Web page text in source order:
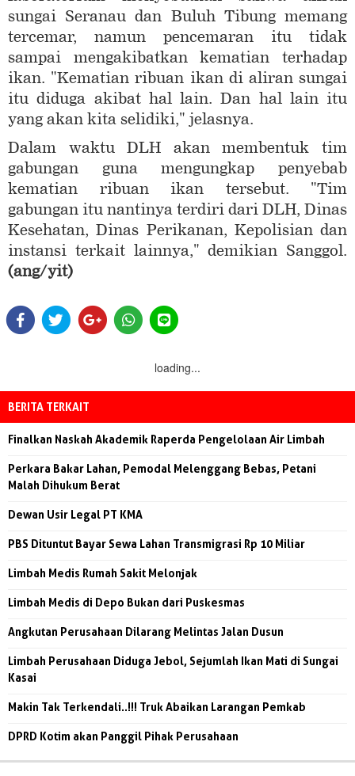
sungai Seranau dan Buluh Tibung memang
tercemar, namun pencemaran itu tidak
sampai mengakibatkan kematian terhadap
ikan. "Kematian ribuan ikan di aliran sungai
itu diduga akibat hal lain. Dan hal lain itu
yang akan kita selidiki," jelasnya.
Dalam waktu DLH akan membentuk tim
gabungan guna mengungkap penyebab
kematian ribuan ikan tersebut. "Tim
gabungan itu nantinya terdiri dari DLH, Dinas
Kesehatan, Dinas Perikanan, Kepolisian dan
instansi terkait lainnya," demikian Sanggol.
(ang/yit)
loading...
BERITA TERKAIT
Finalkan Naskah Akademik Raperda Pengelolaan Air Limbah
Perkara Bakar Lahan, Pemodal Melenggang Bebas, Petani
Malah Dihukum Berat
Dewan Usir Legal PT KMA
PBS Dituntut Bayar Sewa Lahan Transmigrasi Rp 10 Miliar
Limbah Medis Rumah Sakit Melonjak
Limbah Medis di Depo Bukan dari Puskesmas
Angkutan Perusahaan Dilarang Melintas Jalan Dusun
Limbah Perusahaan Diduga Jebol, Sejumlah Ikan Mati di Sungai
Kasai
Makin Tak Terkendali..!!! Truk Abaikan Larangan Pemkab
DPRD Kotim akan Panggil Pihak Perusahaan